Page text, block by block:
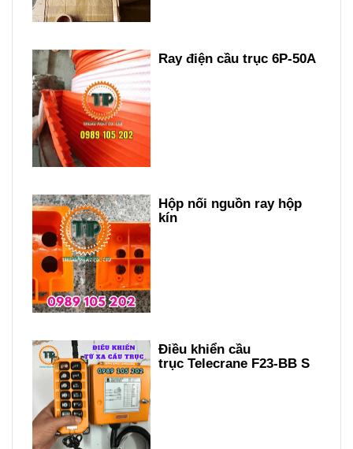
Ray điện cầu trục 6P-50A
Hộp nối nguồn ray hộp
kín
Điều khiển cầu
trục Telecrane F23-BB S